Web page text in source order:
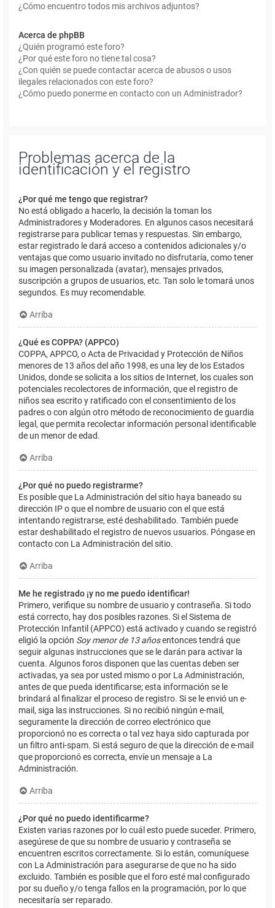
¿Cómo encuentro todos mis archivos adjuntos?
Acerca de phpBB
¿Quién programó este foro?
¿Por qué este foro no tiene tal cosa?
¿Con quién se puede contactar acerca de abusos o usos
ilegales relacionados con este foro?
¿Cómo puedo ponerme en contacto con un Administrador?
Problemas acerca de la
identificación y el registro
¿Por qué me tengo que registrar?
No está obligado a hacerlo, la decisión la toman los
Administradores y Moderadores. En algunos casos necesitará
registrarse para publicar temas y respuestas. Sin embargo,
estar registrado le dará acceso a contenidos adicionales y/o
ventajas que como usuario invitado no disfrutaría, como tener
su imagen personalizada (avatar), mensajes privados,
suscripción a grupos de usuarios, etc. Tan solo le tomará unos
segundos. Es muy recomendable.
Arriba
¿Qué es COPPA? (APPCO)
COPPA, APPCO, o Acta de Privacidad y Protección de Niños
menores de 13 años del año 1998, es una ley de los Estados
Unidos, donde se solicita a los sitios de Internet, los cuales son
potenciales recolectores de información, que el registro de
niños sea escrito y ratificado con el consentimiento de los
padres o con algún otro método de reconocimiento de guardia
legal, que permita recolectar información personal identificable
de un menor de edad.
Arriba
¿Por qué no puedo registrarme?
Es posible que La Administración del sitio haya baneado su
dirección IP o que el nombre de usuario con el que está
intentando registrarse, esté deshabilitado. También puede
estar deshabilitado el registro de nuevos usuarios. Póngase en
contacto con La Administración del sitio.
Arriba
Me he registrado ¡y no me puedo identificar!
Primero, verifique su nombre de usuario y contraseña. Si todo
está correcto, hay dos posibles razones. Si el Sistema de
Protección Infantil (APPCO) está activado y cuando se registró
eligió la opción Soy menor de 13 añosentonces tendrá que
seguir algunas instrucciones que se le darán para activar la
cuenta. Algunos foros disponen que las cuentas deben ser
activadas, ya sea por usted mismo o por La Administración,
antes de que pueda identificarse; esta información se le
brindará al finalizar el proceso de registro. Si se le envió un e-
mail, siga las instrucciones. Si no recibió ningún e-mail,
seguramente la dirección de correo electrónico que
proporcionó no es correcta o tal vez haya sido capturada por
un filtro anti-spam. Si está seguro de que la dirección de e-mail
que proporcionó es correcta, envíe un mensaje a La
Administración.
Arriba
¿Por qué no puedo identificarme?
Existen varias razones por lo cuál esto puede suceder. Primero,
asegúrese de que su nombre de usuario y contraseña se
encuentren escritos correctamente. Si lo están, comuníquese
con La Administración para asegurarse de que no ha sido
excluido. También es posible que el foro esté mal configurado
por su dueño y/o tenga fallos en la programación, por lo que
necesitaría ser reparado.